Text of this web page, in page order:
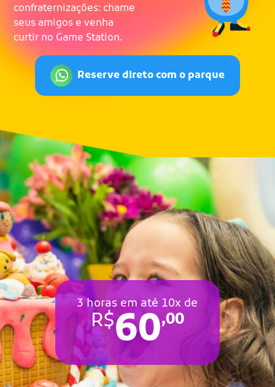
confraternizações: chame
seus amigos e venha
curtir no Game Station.
Reserve direto com o parque
3 horas em até 10x de
R$60,00